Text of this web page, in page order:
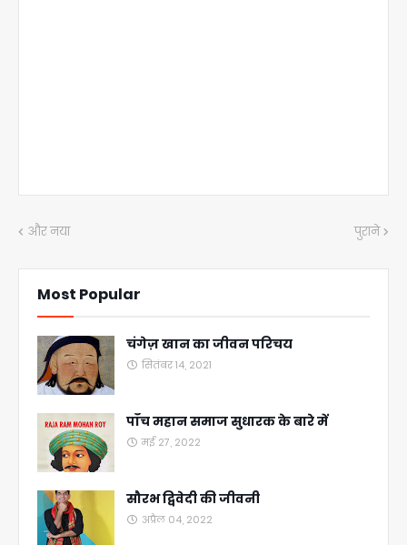
और नया पुराने
Most Popular
चंगेज़ खान का जीवन परिचय
सितंबर 14, 2021
पाँच महान समाज सुधारक के बारे में
मई 27, 2022
सौरभ द्विवेदी की जीवनी
अप्रैल 04, 2022